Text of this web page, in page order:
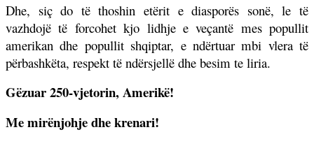
Dhe, siç do të thoshin etërit e diasporës sonë, le të
vazhdojë të forcohet kjo lidhje e veçantë mes popullit
amerikan dhe popullit shqiptar, e ndërtuar mbi vlera të
përbashkëta, respekt të ndërsjellë dhe besim te liria.
Gëzuar 250-vjetorin, Amerikë!
Me mirënjohje dhe krenari!